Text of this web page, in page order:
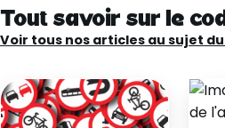
Tout savoir sur le
Voir tous nos articles au sujet